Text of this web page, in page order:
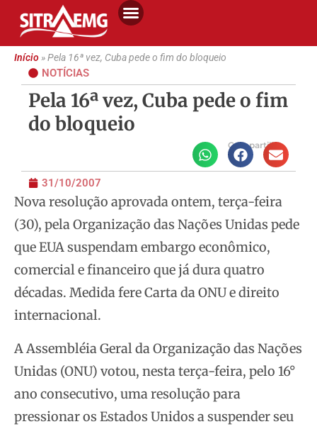
Início»Pela 16ª vez, Cuba pede o fim do bloqueio
NOTÍCIAS
Pela 16ª vez, Cuba pede o fim
do bloqueio
Compartilhe
31/10/2007
Nova resolução aprovada ontem, terça-feira
(30), pela Organização das Nações Unidas pede
que EUA suspendam embargo econômico,
comercial e financeiro que já dura quatro
décadas. Medida fere Carta da ONU e direito
internacional.
A Assembléia Geral da Organização das Nações
Unidas (ONU) votou, nesta terça-feira, pelo 16°
ano consecutivo, uma resolução para
pressionar os Estados Unidos a suspender seu